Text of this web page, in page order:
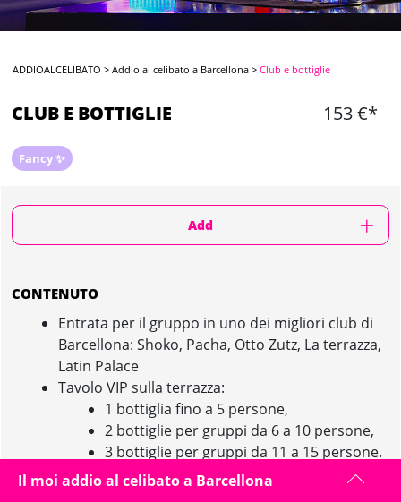
ADDIOALCELIBATO >Addio al celibato a Barcellona >Club e bottiglie
CLUB E BOTTIGLIE 153 €*
Fancy ✨
Add
CONTENUTO
Entrata per il gruppo in uno dei migliori club di
Barcellona: Shoko, Pacha, Otto Zutz, La terrazza,
Latin Palace
Tavolo VIP sulla terrazza:
1 bottiglia fino a 5 persone,
2 bottiglie per gruppi da 6 a 10 persone,
3 bottiglie per gruppi da 11 a 15 persone.
Assistenza in loco
Il moi addio al celibato a Barcellona